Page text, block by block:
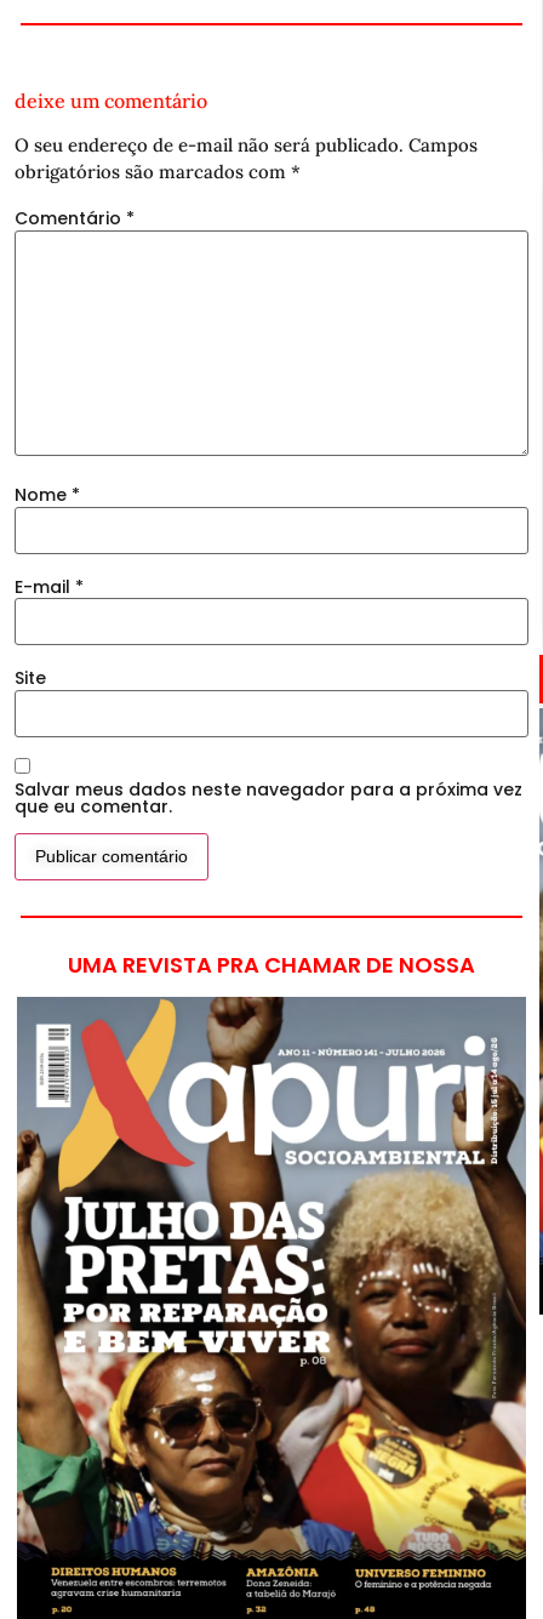
deixe um comentário
O seu endereço de e-mail não será publicado. Campos
obrigatórios são marcados com *
Comentário *
Nome *
E-mail *
Site
Salvar meus dados neste navegador para a próxima vez
que eu comentar.
UMA REVISTA PRA CHAMAR DE NOSSA